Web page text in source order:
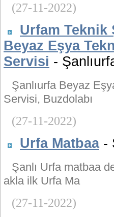
(27-11-2022)
Urfam Teknik
Beyaz Eşya
Servisi -
Şanlıurfa Beyaz
Servisi, Buzdolabı
(27-11-2022)
Urfa Matbaa-
Şanlı Urfa matbaa
akla ilk Urfa Ma
(27-11-2022)